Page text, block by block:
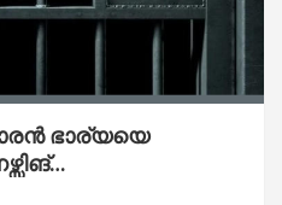
ഭാര്യയെ
വാഗ്ദാനം